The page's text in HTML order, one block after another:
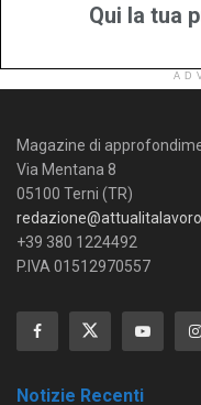
Qui la tua
Magazine di
Via Mentana 8
05100 Terni (TR)
+39 380 1224492
P.IVA 01512970557
Notizie Recenti